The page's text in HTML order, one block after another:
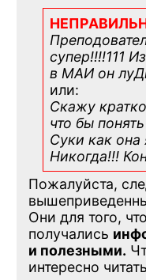
супер!!!!111
в МАИ он
или:
Скажу
что бы
Суки как она
Никогда!!!
Пожалуйста,
Они для того,
получались
и полезными.
интересно